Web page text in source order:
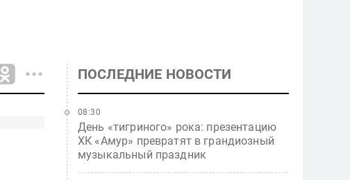
ПОСЛЕДНИЕ НОВОСТИ
День «тигриного» рока: презентацию
ХК «Амур» превратят в грандиозный
музыкальный праздник
08:30